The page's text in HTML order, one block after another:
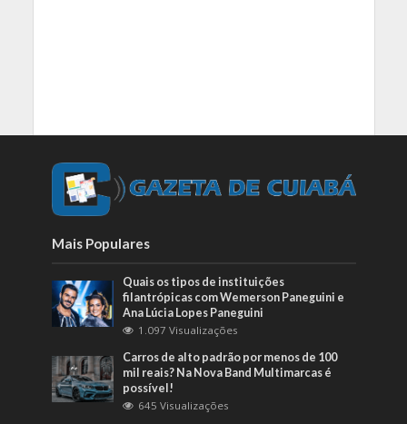
Mais Populares
Quais os tipos de instituições
filantrópicas com Wemerson Paneguini e
Ana Lúcia Lopes Paneguini
1.097 Visualizações
Carros de alto padrão por menos de 100
mil reais? Na Nova Band Multimarcas é
possível!
645 Visualizações